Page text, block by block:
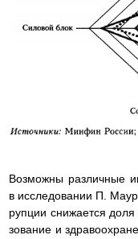
Возможны различные
в исследовании П.
рупции снижается
зование и